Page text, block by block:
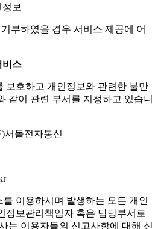
보
부하였을 경우 서비스 제공에 어
비스
보호하고 개인정보와 관련한 불만
같이 관련 부서를 지정하고 있습니
서돌전자통신
이용하시며 발생하는 모든 개인
정보관리책임자 혹은 담당부서로
는 이용자들의 신고사항에 대해 신